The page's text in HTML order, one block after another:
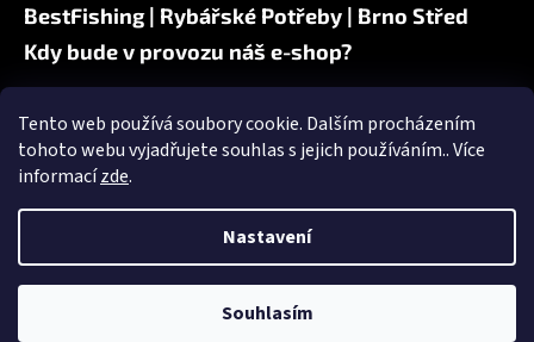
Tento web používá soubory cookie. Dalším procházením
tohoto webu vyjadřujete souhlas s jejich používáním.. Více
informacízde.
Nastavení
Souhlasím
BestFishing | Rybářské Potřeby | Brno Střed
Kdy bude v provozu náš e-shop?
Nákupní košík
0KS /0 KČ
Vytvořil Shoptet